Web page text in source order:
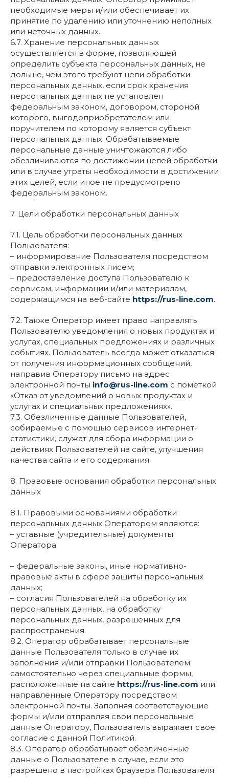
необходимые меры и/или обеспечивает их
принятие по удалению или уточнению неполных
или неточных данных.
6.7. Хранение персональных данных
осуществляется в форме, позволяющей
определить субъекта персональных данных, не
дольше, чем этого требуют цели обработки
персональных данных, если срок хранения
персональных данных не установлен
федеральным законом, договором, стороной
которого, выгодоприобретателем или
поручителем по которому является субъект
персональных данных. Обрабатываемые
персональные данные уничтожаются либо
обезличиваются по достижении целей обработки
или в случае утраты необходимости в достижении
этих целей, если иное не предусмотрено
федеральным законом.
7. Цели обработки персональных данных
7.1. Цель обработки персональных данных
Пользователя:
– информирование Пользователя посредством
отправки электронных писем;
– предоставление доступа Пользователю к
сервисам, информации и/или материалам,
содержащимся на веб-сайте https://rus-line.com.
7.2. Также Оператор имеет право направлять
Пользователю уведомления о новых продуктах и
услугах, специальных предложениях и различных
событиях. Пользователь всегда может отказаться
от получения информационных сообщений,
направив Оператору письмо на адрес
электронной почты info@rus-line.com с пометкой
«Отказ от уведомлений о новых продуктах и
услугах и специальных предложениях».
7.3. Обезличенные данные Пользователей,
собираемые с помощью сервисов интернет-
статистики, служат для сбора информации о
действиях Пользователей на сайте, улучшения
качества сайта и его содержания.
8. Правовые основания обработки персональных
данных
8.1. Правовыми основаниями обработки
персональных данных Оператором являются:
– уставные (учредительные) документы
Оператора;
– федеральные законы, иные нормативно-
правовые акты в сфере защиты персональных
данных;
– согласия Пользователей на обработку их
персональных данных, на обработку
персональных данных, разрешенных для
распространения.
8.2. Оператор обрабатывает персональные
данные Пользователя только в случае их
заполнения и/или отправки Пользователем
самостоятельно через специальные формы,
расположенные на сайте https://rus-line.com или
направленные Оператору посредством
электронной почты. Заполняя соответствующие
формы и/или отправляя свои персональные
данные Оператору, Пользователь выражает свое
согласие с данной Политикой.
8.3. Оператор обрабатывает обезличенные
данные о Пользователе в случае, если это
разрешено в настройках браузера Пользователя